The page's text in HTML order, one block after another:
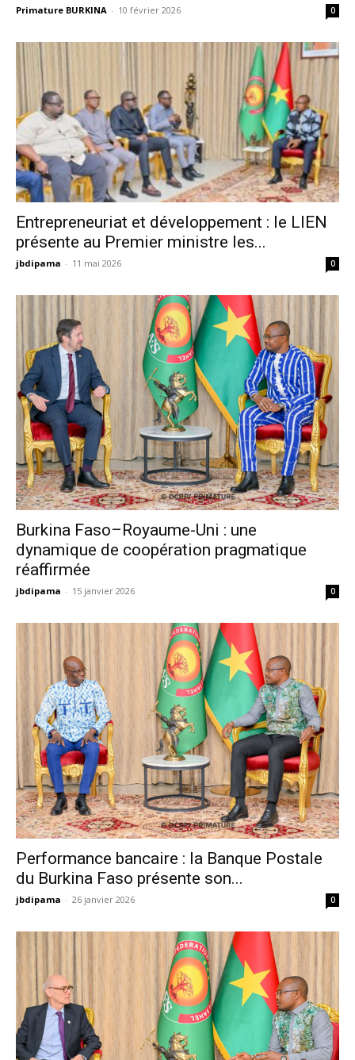
Primature BURKINA - 10 février 2026 0
Entrepreneuriat et développement : le LIEN
présente au Premier ministre les...
jbdipama - 11 mai 2026 0
Burkina Faso–Royaume-Uni : une
dynamique de coopération pragmatique
réaffirmée
jbdipama - 15 janvier 2026 0
Performance bancaire : la Banque Postale
du Burkina Faso présente son...
jbdipama - 26 janvier 2026 0